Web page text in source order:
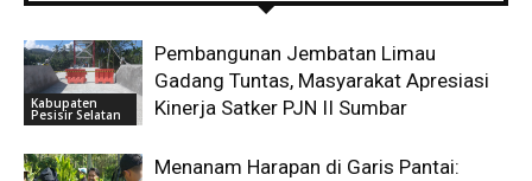
Kabupaten
Pesisir Selatan
Pembangunan Jembatan Limau
Gadang Tuntas, Masyarakat Apresiasi
Kinerja Satker PJN II Sumbar
Menanam Harapan di Garis Pantai: